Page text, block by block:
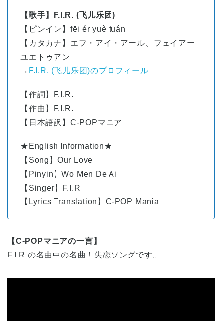
【歌手】F.I.R. (飞儿乐团)
【ピンイン】fēi ér yuè tuán
【カタカナ】エフ・アイ・アール、フェイアー
ユエトゥアン
→ F.I.R. (飞儿乐团)のプロフィール
【作詞】F.I.R.
【作曲】F.I.R.
【日本語訳】C-POPマニア
★English Information★
【Song】Our Love
【Pinyin】Wo Men De Ai
【Singer】F.I.R
【Lyrics Translation】C-POP Mania
【C-POPマニアの一言】
F.I.R.の名曲中の名曲！失恋ソングです。